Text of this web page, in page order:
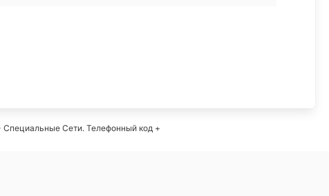
Специальные Сети. Телефонный код +